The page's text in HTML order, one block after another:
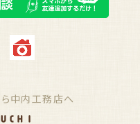
中内工務店へ